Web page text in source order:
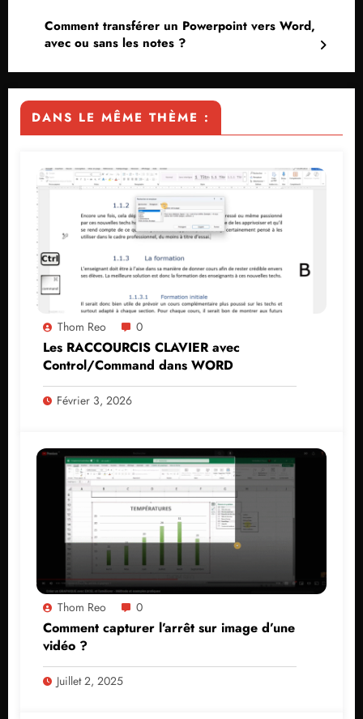
Comment transférer un Powerpoint vers Word,
avec ou sans les notes ?
DANS LE MÊME THÈME :
Thom Reo 0
Les RACCOURCIS CLAVIER avec
Control/Command dans WORD
Février 3, 2026
Thom Reo 0
Comment capturer l’arrêt sur image d’une
vidéo ?
Juillet 2, 2025